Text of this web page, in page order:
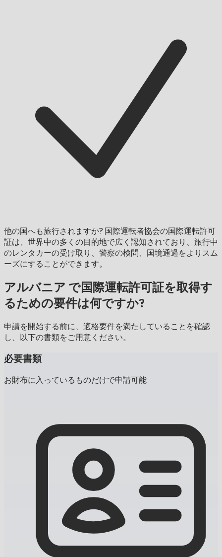
他の国へも旅行されますか? 国際運転者協会の国際運転許可
証は、世界中の多くの目的地で広く認知されており、旅行中
のレンタカーの受け取り、警察の検問、国境通過をよりスム
ーズにすることができます。
アルバニア で国際運転許可証を取得す
るための要件は何ですか?
申請を開始する前に、適格要件を満たしていることを確認
し、以下の書類をご用意ください。
必要書類
お財布に入っているものだけで申請可能